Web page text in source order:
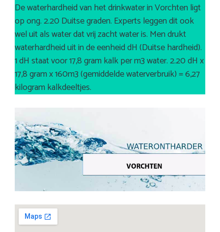
De waterhardheid van het drinkwater in Vorchten ligt
op ong. 2.20 Duitse graden. Experts leggen dit ook
wel uit als water dat vrij zacht water is. Men drukt
waterhardheid uit in de eenheid dH (Duitse hardheid).
1 dH staat voor 17,8 gram kalk per m3 water. 2.20 dH x
17,8 gram x 160m3 (gemiddelde waterverbruik) = 6,27
kilogram kalkdeeltjes.